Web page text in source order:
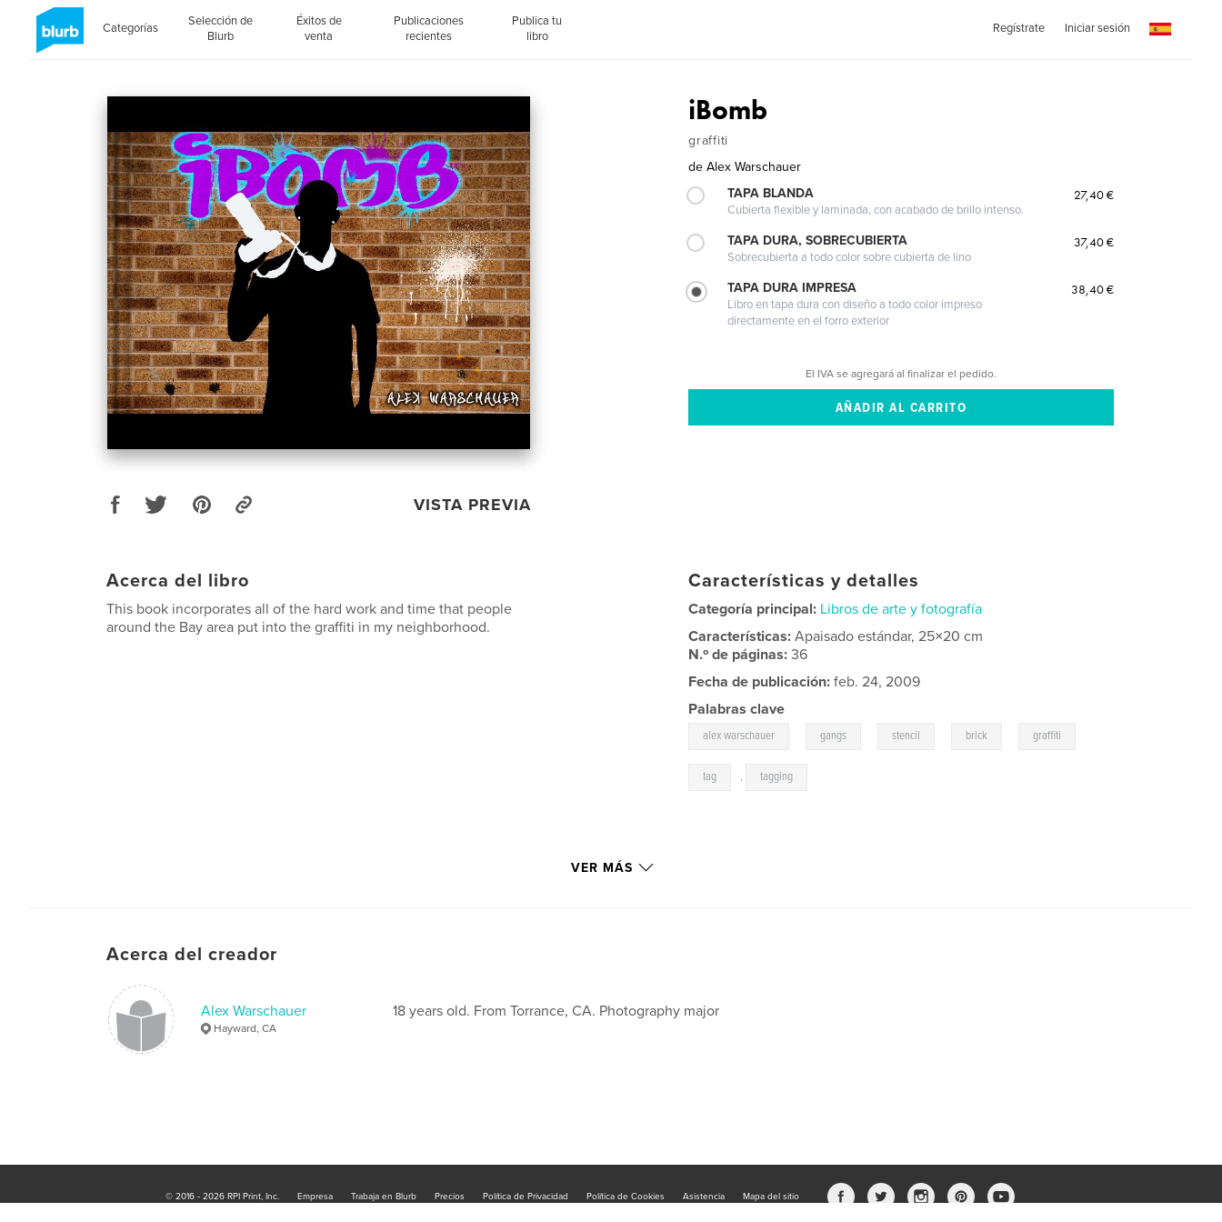
Categorías
Selección de
Blurb
Éxitos de
venta
Publicaciones
recientes
Publica tu
libro
Regístrate Iniciar sesión
VISTA PREVIA
iBomb
graffiti
de Alex Warschauer
TAPA BLANDA
Cubierta flexible y laminada, con acabado de brillo intenso.
27,40 €
TAPA DURA, SOBRECUBIERTA
Sobrecubierta a todo color sobre cubierta de lino
37,40 €
TAPA DURA IMPRESA
Libro en tapa dura con diseño a todo color impreso
directamente en el forro exterior
38,40 €
El IVA se agregará al finalizar el pedido.
Acerca del libro
This book incorporates all of the hard work and time that people
around the Bay area put into the graffiti in my neighborhood.
Características y detalles
Categoría principal: Libros de arte y fotografía
Características:Apaisado estándar, 25×20 cm
N.º de páginas:36
Fecha de publicación: feb. 24, 2009
Palabras clave
alex warschauer gangs stencil brick graffiti
tag , tagging
VER MÁS
Acerca del creador
Alex Warschauer
Hayward, CA
18 years old. From Torrance, CA. Photography major
© 2016 - 2026 RPI Print, Inc. Empresa Trabaja en Blurb Precios Política de Privacidad Política de Cookies Asistencia Mapa del sitio